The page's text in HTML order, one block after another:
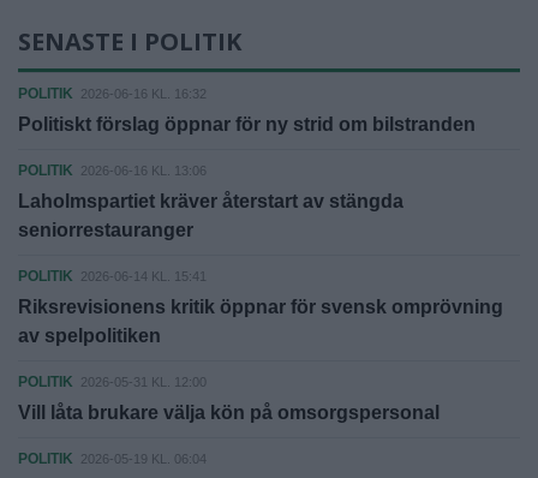
SENASTE I POLITIK
POLITIK 2026-06-16 KL. 16:32
Politiskt förslag öppnar för ny strid om bilstranden
POLITIK 2026-06-16 KL. 13:06
Laholmspartiet kräver återstart av stängda
seniorrestauranger
POLITIK 2026-06-14 KL. 15:41
Riksrevisionens kritik öppnar för svensk omprövning
av spelpolitiken
POLITIK 2026-05-31 KL. 12:00
Vill låta brukare välja kön på omsorgspersonal
POLITIK 2026-05-19 KL. 06:04